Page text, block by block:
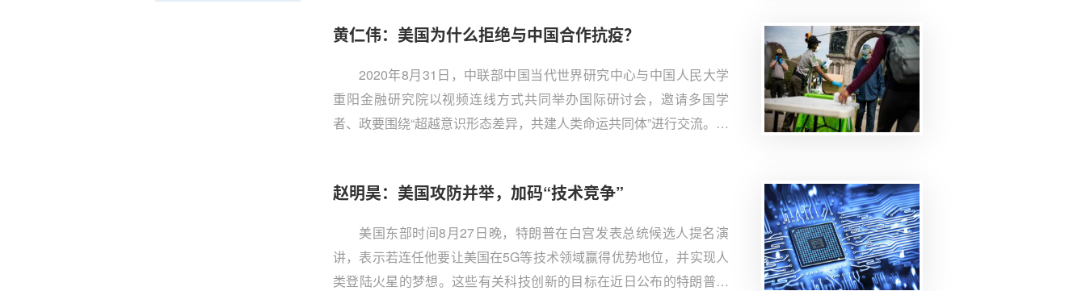
大局。中美关系正面临建交以来最为严峻复杂的局面。
黄仁伟：美国为什么拒绝与中国合作抗疫？
2020年8月31日，中联部中国当代世界研究中心与中国人民大学
重阳金融研究院以视频连线方式共同举办国际研讨会，邀请多国学
者、政要围绕“超越意识形态差异，共建人类命运共同体”进行交流。复
赵明昊：美国攻防并举，加码“技术竞争”
美国东部时间8月27日晚，特朗普在白宫发表总统候选人提名演
讲，表示若连任他要让美国在5G等技术领域赢得优势地位，并实现人
类登陆火星的梦想。这些有关科技创新的目标在近日公布的特朗普第